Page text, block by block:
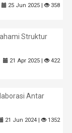
25 Jun 2025 | 358
Struktur
21 Apr 2025 | 422
Antar
21 Jun 2024 | 1352